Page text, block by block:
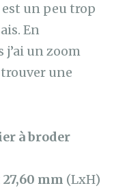
est un peu trop
En
un zoom
une
à broder
mm (LxH)